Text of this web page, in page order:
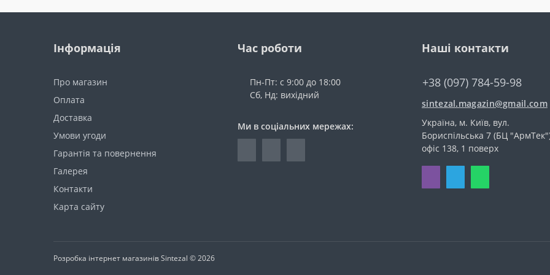
Інформація
Про магазин
Оплата
Доставка
Умови угоди
Гарантія та повернення
Галерея
Контакти
Карта сайту
Час роботи
Пн-Пт: с 9:00 до 18:00
Сб, Нд: вихідний
Ми в соціальних мережах:
Наші контакти
+38 (097) 784-59-98
sintezal.magazin@gmail.com
Україна, м. Київ, вул.
Бориспільська 7 (БЦ
офіс 138, 1 поверх
Розробка інтернет магазинівSintezal © 2026